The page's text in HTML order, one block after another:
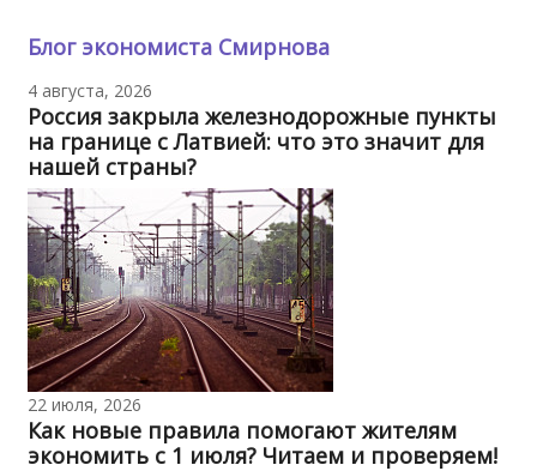
Блог экономиста Смирнова
4 августа, 2026
Россия закрыла железнодорожные пункты
на границе с Латвией: что это значит для
нашей страны?
22 июля, 2026
Как новые правила помогают жителям
экономить с 1 июля? Читаем и проверяем!